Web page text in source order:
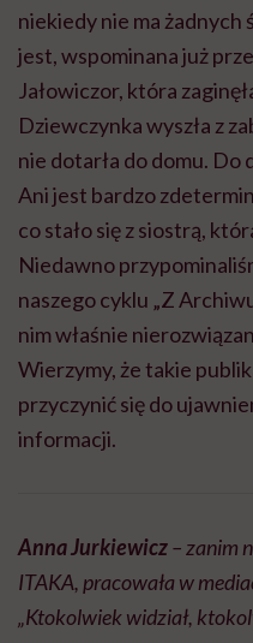
niekiedy nie ma żadnych
jest, wspominana już
Jałowiczor, która
Dziewczynka wyszła z
nie dotarła do domu. Do
Ani jest bardzo
co stało się z siostrą,
Niedawno
naszego cyklu „Z
nim właśnie
Wierzymy, że takie
przyczynić się do
informacji.
AnnaJurkiewicz– zanim
ITAKA, pracowała w
„Ktokolwiek widział,